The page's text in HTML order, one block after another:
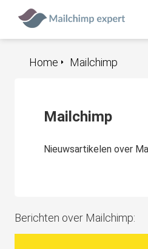
Mailchimp
Home
Mailchimp
Nieuwsartikelen over
Berichten over Mailchimp: